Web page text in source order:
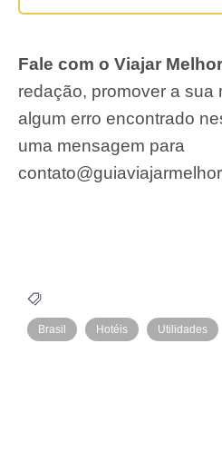
Fale com o Viajar
redação, promover a sua
algum erro encontrado
uma mensagem para
Brasil Hotéis Utilidades